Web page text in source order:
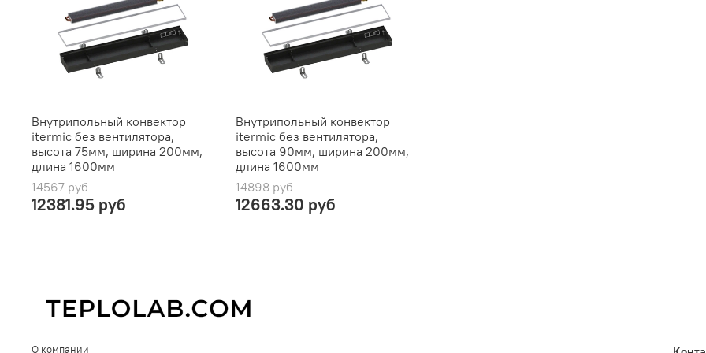
Внутрипольный конвектор
itermic без вентилятора,
высота 75мм, ширина 200мм,
длина 1600мм
14567 руб
12381.95 руб
Внутрипольный конвектор
itermic без вентилятора,
высота 90мм, ширина 200мм,
длина 1600мм
14898 руб
12663.30 руб
О компании